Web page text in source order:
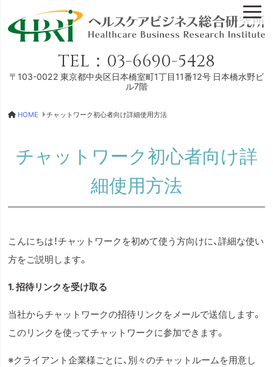
TEL： 03-6690-5428
〒103-0022 東京都中央区日本橋室町1丁目11番12号 日本橋水野ビ
ル7階
HOME チャットワーク初心者向け詳細使用方法
チャットワーク初心者向け詳
細使用方法
こんにちは！チャットワークを初めて使う方向けに、詳細な使い
方をご説明します。
1. 招待リンクを受け取る
当社からチャットワークの招待リンクをメールで送信します。
このリンクを使ってチャットワークに参加できます。
※クライアント企業様ごとに、別々のチャットルームを用意し